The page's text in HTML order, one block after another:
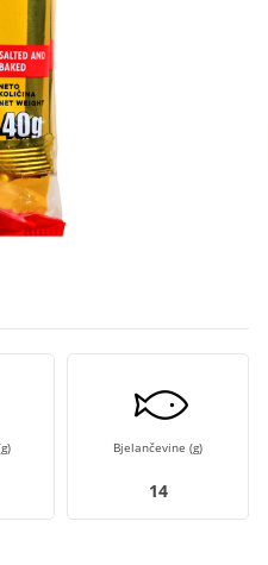
Bjelančevine (g)
14